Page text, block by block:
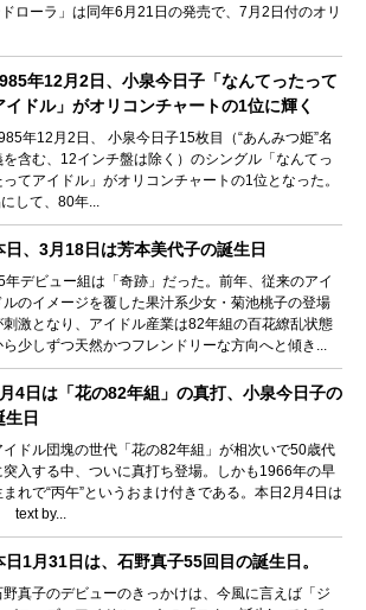
ローラ」は同年6月21日の発売で、7月2日付のオリ
年12月2日、小泉今日子「なんてったって
イドル」がオリコンチャートの1位に輝く
年12月2日、 小泉今日子15枚目（“あんみつ姫”名
を含む、12インチ盤は除く）のシングル「なんてっ
ってアイドル」がオリコンチャートの1位となった。
して、80年...
日、3月18日は芳本美代子の誕生日
年デビュー組は「奇跡」だった。前年、従来のアイ
ルのイメージを覆した果汁系少女・菊池桃子の登場
刺激となり、アイドル産業は82年組の百花繚乱状態
ら少しずつ天然かつフレンドリーな方向へと傾き...
4日は「花の82年組」の真打、小泉今日子の
生日
イドル団塊の世代「花の82年組」が相次いで50歳代
突入する中、ついに真打ち登場。しかも1966年の早
まれで“丙午”というおまけ付きである。本日2月4日は
text by...
日1月31日は、石野真子55回目の誕生日。
野真子のデビューのきっかけは、今風に言えば「ジ